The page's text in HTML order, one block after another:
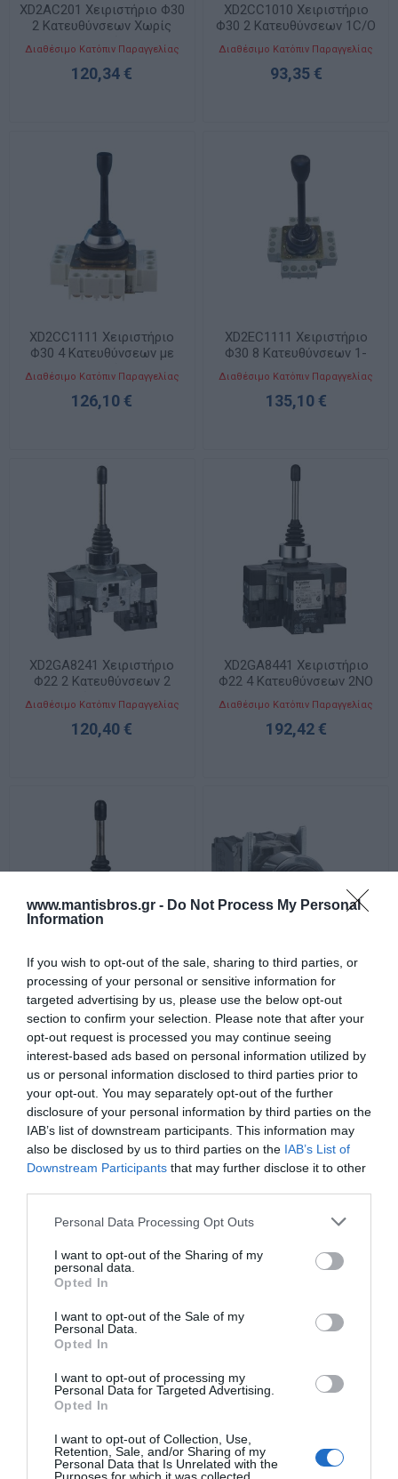
www.mantisbros.gr - Do Not Process My Personal
Information
If you wish to opt-out of the sale, sharing to third parties, or
processing of your personal or sensitive information for
targeted advertising by us, please use the below opt-out
section to confirm your selection. Please note that after your
opt-out request is processed you may continue seeing
interest-based ads based on personal information utilized by
us or personal information disclosed to third parties prior to
your opt-out. You may separately opt-out of the further
disclosure of your personal information by third parties on the
IAB’s list of downstream participants. This information may
also be disclosed by us to third parties on the IAB’s List of
Downstream Participants that may further disclose it to other
Please note that this website/app uses one or more Google
not limited to your visit or usage behaviour. You may click to
grant or deny consent to Google and its third-party tags to
use your data for below specified purposes in below Google
consent section.
Personal Data Processing Opt Outs
I want to opt-out of the Sharing of my
personal data.
Opted In
I want to opt-out of the Sale of my
Personal Data.
Opted In
I want to opt-out of processing my
Personal Data for Targeted Advertising.
Opted In
I want to opt-out of Collection, Use,
Retention, Sale, and/or Sharing of my
Personal Data that Is Unrelated with the
XD2AC201 Χειριστήριο Φ30
2 Κατευθύνσεων Χωρίς
Επαναφορά 1C/O
Διαθέσιμο Κατόπιν Παραγγελίας
120,34 €
XD2CC1010 Χειριστήριο
Φ30 2 Κατευθύνσεων 1C/O
Διαθέσιμο Κατόπιν Παραγγελίας
93,35 €
XD2CC1111 Χειριστήριο
Φ30 4 Κατευθύνσεων με
Επαναφορά 2C/O
Διαθέσιμο Κατόπιν Παραγγελίας
126,10 €
XD2EC1111 Χειριστήριο
Φ30 8 Κατευθύνσεων 1-
2C/O
Διαθέσιμο Κατόπιν Παραγγελίας
135,10 €
XD2GA8241 Χειριστήριο
Φ22 2 Κατευθύνσεων 2
Σκάλες 2NO
Διαθέσιμο Κατόπιν Παραγγελίας
120,40 €
XD2GA8441 Χειριστήριο
Φ22 4 Κατευθύνσεων 2NO
Διαθέσιμο Κατόπιν Παραγγελίας
192,42 €
XD2PA24 Χειριστήριο Φ22
4 Κατευθύνσεων με
Επαναφορά 1NO
Διαθέσιμο Κατόπιν Παραγγελίας
105,60 €
XD4PA12 Χειριστήριο Φ22
2 Κατευθύνσεων Χωρίς
Επαναφορά 1NO
Διαθέσιμο
47,82 €
XD4PA14 Χειριστήριο Φ22
4 Κατευθύνσεων Χωρίς
Επαναφορά 1NO
65,50 €
XD4PA22 Χειριστήριο Φ22
2 Κατευθύνσεων με
50,68 €